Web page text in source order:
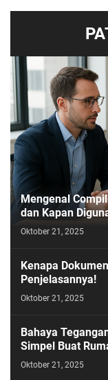
Mengenal
dan Kapan
Oktober 21, 2025
Kenapa
Penjelasannya!
Oktober 21, 2025
Bahaya
Simpel Buat
Oktober 21, 2025